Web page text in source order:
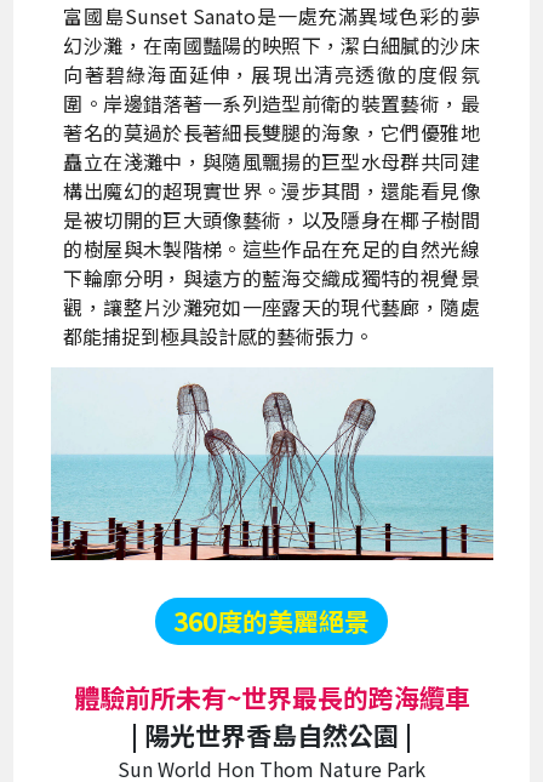
富國島Sunset Sanato是一處充滿異域色彩的夢
幻沙灘，在南國豔陽的映照下，潔白細膩的沙床
向著碧綠海面延伸，展現出清亮透徹的度假氛
圍。岸邊錯落著一系列造型前衛的裝置藝術，最
著名的莫過於長著細長雙腿的海象，它們優雅地
矗立在淺灘中，與隨風飄揚的巨型水母群共同建
構出魔幻的超現實世界。漫步其間，還能看見像
是被切開的巨大頭像藝術，以及隱身在椰子樹間
的樹屋與木製階梯。這些作品在充足的自然光線
下輪廓分明，與遠方的藍海交織成獨特的視覺景
觀，讓整片沙灘宛如一座露天的現代藝廊，隨處
都能捕捉到極具設計感的藝術張力。
360度的美麗絕景
體驗前所未有~世界最長的跨海纜車
| 陽光世界香島自然公園 |
Sun World Hon Thom Nature Park